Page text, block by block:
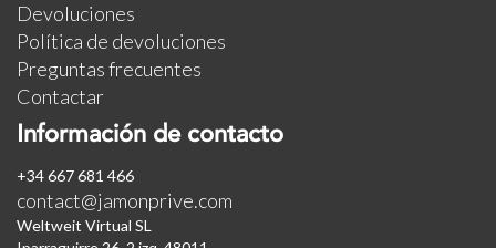
Devoluciones
Política de devoluciones
Preguntas frecuentes
Contactar
Información de contacto
+34 667 681 466
contact@jamonprive.com
Weltweit Virtual SL